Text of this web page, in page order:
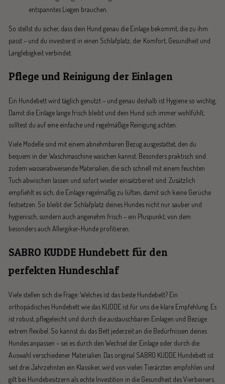
entspanntes Liegen brauchen.
So stellst du sicher, dass dein Hund genau die Einlage bekommt, die zu ihm
passt – und du investierst in einen Schlafplatz, der Komfort, Gesundheit und
Langlebigkeit verbindet.
Pflege und Reinigung der Einlagen
Ein Hundebett wird täglich genutzt – und genau deshalb ist Hygiene so wichtig.
Damit die Einlage lange frisch bleibt und dein Hund sich immer wohlfühlt,
solltest du auf eine einfache und regelmäßige Reinigung achten.
Viele Modelle sind mit einem abnehmbaren Bezug ausgestattet, den du
bequem in der Waschmaschine waschen kannst. Besonders praktisch sind
zudem wasserabweisende Materialien, die sich schnell mit einem feuchten
Tuch abwischen lassen und sofort wieder einsatzbereit sind. Zusätzlich
empfiehlt es sich, die Einlage regelmäßig zu lüften, damit sich keine Gerüche
festsetzen. So bleibt der Schlafplatz deines Hundes nicht nur sauber und
hygienisch, sondern auch angenehm frisch – ein Pluspunkt, von dem
besonders auch Allergiker-Hunde profitieren.
SABRO KUDDE Hundebett für den
perfekten Hundeschlaf
Viele stellen sich die Frage: Welches ist das beste Hundebett? Ein
orthopädisches Hundebett wie das KUDDE ist für uns die klare Empfehlung. Es
ist robust, pflegeleicht und durch die austauschbaren Einlagen und Bezüge
extrem flexibel. So kannst du das Bett jederzeit an die Bedürfnissen deines
Hundes anpassen – sei es durch den Wechsel der Einlage oder durch die
Auswahl verschiedener Materialien. Das original SABRO KUDDE Hundebett ist
seit drei Jahrzehnten ein Klassiker, wird von vielen Tierärzten empfohlen und
gilt bei Hundebesitzern als echte Investition in die Gesundheit des Vierbeiners.